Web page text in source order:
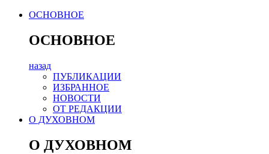
ОСНОВНОЕ
ОСНОВНОЕ
назад
ПУБЛИКАЦИИ
ИЗБРАННОЕ
НОВОСТИ
ОТ РЕДАКЦИИ
О ДУХОВНОМ
О ДУХОВНОМ